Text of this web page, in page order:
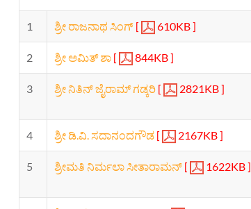
1 ಶ್ರೀ ರಾಜನಾಥ ಸಿಂಗ್[ 610KB ]
2 ಶ್ರೀ ಅಮಿತ್ ಶಾ[ 844KB ]
3 ಶ್ರೀ ನಿತಿನ್ ಜೈರಾಮ್ ಗಡ್ಕರಿ[ 2821KB ]
4 ಶ್ರೀ ಡಿ.ವಿ. ಸದಾನಂದಗೌಡ[ 2167KB ]
5 ಶ್ರೀಮತಿ ನಿರ್ಮಲಾ ಸೀತಾರಾಮನ್[ 1622KB ]